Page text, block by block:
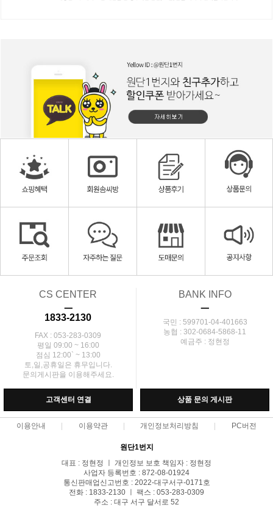
CS CENTER
ㅡ
1833-2130
FAX : 053-283-0309
평일 09:00 ~ 16:00
점심 12:00` ~ 13:00
토,일,공휴일은 휴무입니다.
문의게시판을 이용해주세요.
BANK INFO
ㅡ
국민 : 599701-04-401663
농협 : 302-0684-5868-11
예금주 : 정현정
고객센터 연결 상품 문의 게시판
이용안내 이용약관 개인정보처리방침 PC버전
원단1번지
대표 : 정현정 ㅣ 개인정보 보호 책임자 : 정현정
사업자 등록번호 : 872-08-01924
통신판매업신고번호 : 2022-대구서구-0171호
전화 : 1833-2130 ㅣ 팩스 : 053-283-0309
주소 : 대구 서구 달서로 52